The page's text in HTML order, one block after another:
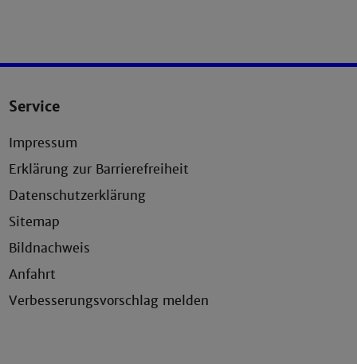
Service
Impressum
Erklärung zur Barrierefreiheit
Datenschutzerklärung
Sitemap
Bildnachweis
Anfahrt
Verbesserungsvorschlag melden